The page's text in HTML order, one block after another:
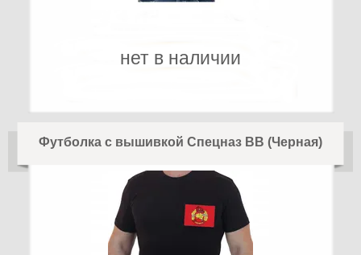
нет в наличии
Футболка с вышивкой Спецназ ВВ (Черная)